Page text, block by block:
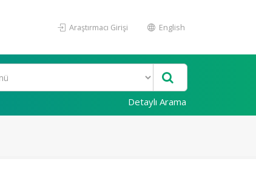
Araştırmacı Girişi English
Detaylı Arama